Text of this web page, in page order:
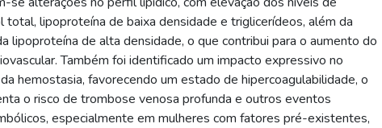
total, lipoproteína de baixa densidade e triglicerídeos, além da
lipoproteína de alta densidade, o que contribui para o aumento do
Também foi identificado um impacto expressivo no
hemostasia, favorecendo um estado de hipercoagulabilidade, o
o risco de trombose venosa profunda e outros eventos
especialmente em mulheres com fatores pré-existentes,